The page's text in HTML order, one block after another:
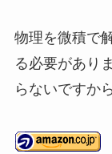
物理を微積で
る必要があり
らないですか